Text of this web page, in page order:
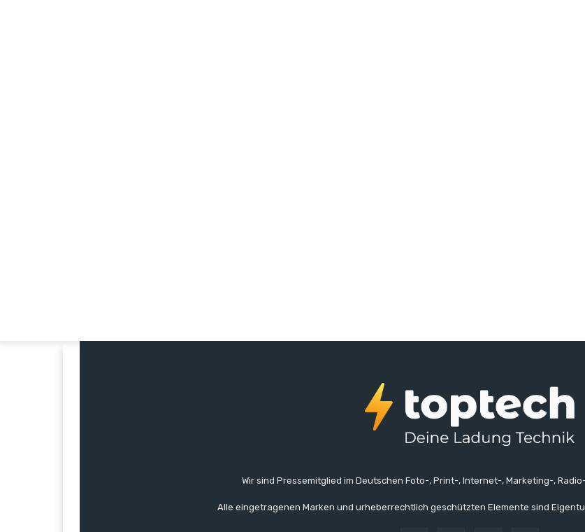
Wir sind Pressemitglied im Deutschen Foto-, Print-, Internet-, Marketing-,
Alle eingetragenen Marken und urheberrechtlich geschützten Elemente sind